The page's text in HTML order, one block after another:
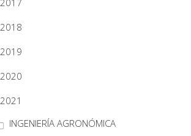
2018
2019
2020
2021
INGENIERÍA AGRONÓMICA